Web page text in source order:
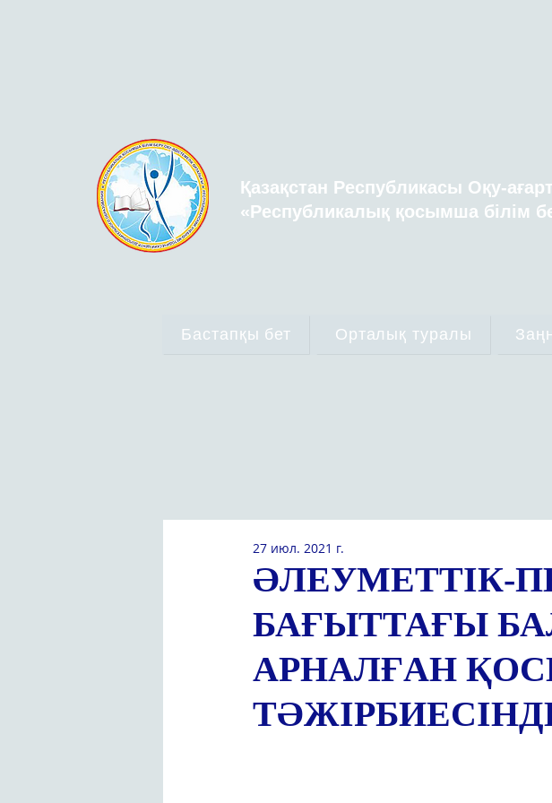
Қазақстан Республикасы Оқу-
«Республикалық қосымша білім
Бастапқы бет Орталық туралы
ӘЛЕУМЕТТІК-
БАҒЫТТАҒЫ
АРНАЛҒАН
27 июл. 2021 г.